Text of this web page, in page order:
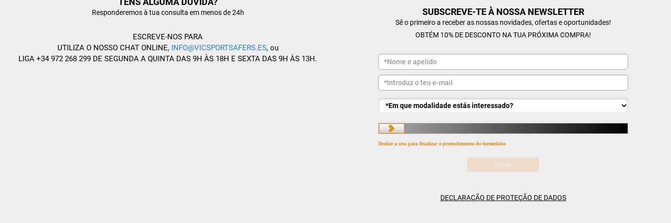
Responderemos à tua consulta em menos de 24h
ESCREVE-NOS PARA
UTILIZA O NOSSO CHAT ONLINE, INFO@VICSPORTSAFERS.ES, ou
LIGA +34 972 268 299 DE SEGUNDA A QUINTA DAS 9H ÀS 18H E SEXTA DAS 9H ÀS 13H.
SUBSCREVE-TE À NOSSA NEWSLETTER
Sê o primeiro a receber as nossas novidades, ofertas e oportunidades!
OBTÉM 10% DE DESCONTO NA TUA PRÓXIMA COMPRA!
Deslize a seta para finalizar o preenchimento do formulário
DECLARAÇÃO DE PROTEÇÃO DE DADOS